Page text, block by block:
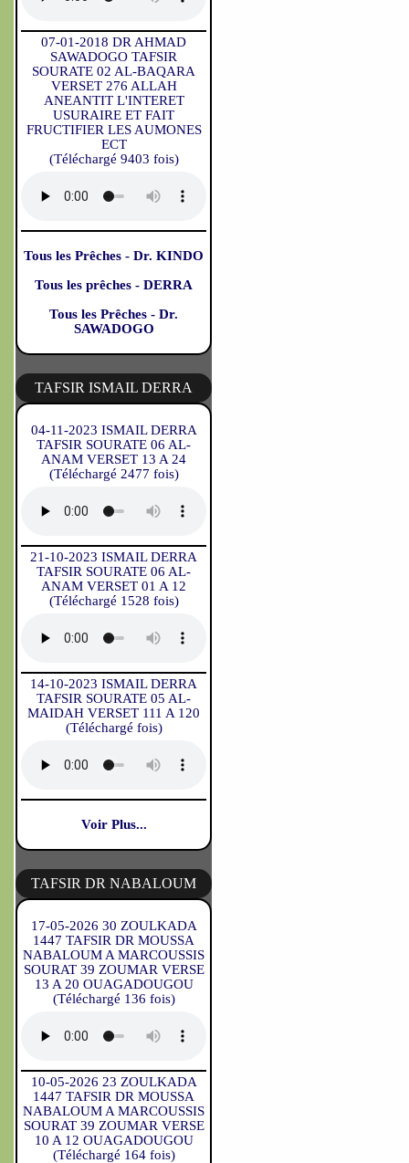
07-01-2018 DR AHMAD
SAWADOGO TAFSIR
SOURATE 02 AL-BAQARA
VERSET 276 ALLAH
ANEANTIT L'INTERET
USURAIRE ET FAIT
FRUCTIFIER LES AUMONES
ECT
(Téléchargé 9403 fois)
Tous les Prêches - Dr. KINDO
Tous les prêches - DERRA
Tous les Prêches - Dr.
SAWADOGO
TAFSIR ISMAIL DERRA
04-11-2023 ISMAIL DERRA
TAFSIR SOURATE 06 AL-
ANAM VERSET 13 A 24
(Téléchargé 2477 fois)
21-10-2023 ISMAIL DERRA
TAFSIR SOURATE 06 AL-
ANAM VERSET 01 A 12
(Téléchargé 1528 fois)
14-10-2023 ISMAIL DERRA
TAFSIR SOURATE 05 AL-
MAIDAH VERSET 111 A 120
(Téléchargé fois)
Voir Plus...
TAFSIR DR NABALOUM
17-05-2026 30 ZOULKADA
1447 TAFSIR DR MOUSSA
NABALOUM A MARCOUSSIS
SOURAT 39 ZOUMAR VERSE
13 A 20 OUAGADOUGOU
(Téléchargé 136 fois)
10-05-2026 23 ZOULKADA
1447 TAFSIR DR MOUSSA
NABALOUM A MARCOUSSIS
SOURAT 39 ZOUMAR VERSE
10 A 12 OUAGADOUGOU
(Téléchargé 164 fois)